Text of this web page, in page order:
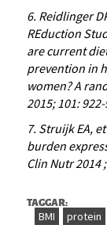
6. Reidlinger
REduction
are current
prevention in
women? A
2015; 101:
7. Struijk EA,
burden
Clin Nutr 2014
TAGGAR:
BMI protein